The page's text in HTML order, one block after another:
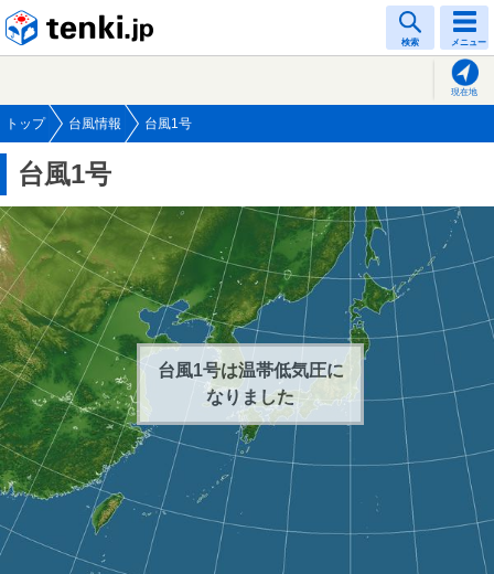
検索 メニュー
現在地
トップ 台風情報 台風1号
台風1号
台風1号は温帯低気圧に
なりました